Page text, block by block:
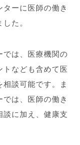
ーに医師の働き
た。
では、医療機関の
なども含めて医
談可能です。ま
は、医師の働き
に加え、健康支